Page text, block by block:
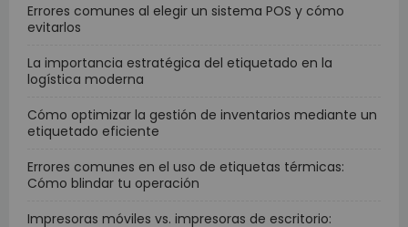
Errores comunes al elegir un sistema POS y cómo
evitarlos
La importancia estratégica del etiquetado en la
logística moderna
Cómo optimizar la gestión de inventarios mediante un
etiquetado eficiente
Errores comunes en el uso de etiquetas térmicas:
Cómo blindar tu operación
Impresoras móviles vs. impresoras de escritorio: